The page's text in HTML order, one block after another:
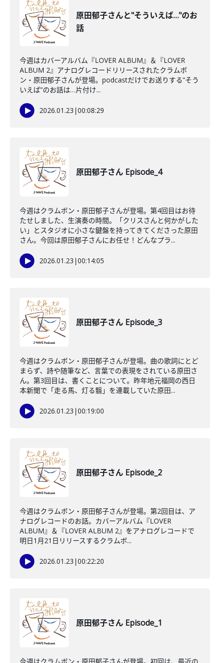
原田郁子さんと"そういえば…"のお
話
今週はカバーアルバム『LOVER ALBUM』＆『LOVER
ALBUM 2』アナログレコードリリースされたクラムボ
ン・原田郁子さんが登場。podcastだけでお送りする”そう
いえば”のお話は…片付け...
2026.01.23 |00:08:29
原田郁子さん Episode_4
今週はクラムボン・原田郁子さんが登場。第4回目はお待
たせしました、生演奏の時間。「クリスさんと何かがした
い」とスタジオに小さな鍵盤を持ってきてくださった原田
さん。今回は原田郁子さんにお任せ！どんなプラ...
2026.01.23 |00:14:05
原田郁子さん Episode_3
今週はクラムボン・原田郁子さんが登場。曲の歌詞にとど
まらず、詩や随筆など、言葉での表現をされている原田さ
ん。第3回目は、書くことについて。昨年地元福岡の西日
本新聞で「走る馬、灯る翳」を連載していた原田...
2026.01.23 |00:19:00
原田郁子さん Episode_2
今週はクラムボン・原田郁子さんが登場。第2回目は、ア
ナログレコードのお話。カバーアルバム『LOVER
ALBUM』＆『LOVER ALBUM 2』をアナログレコードで
明日1月21日リリースするクラムボ...
2026.01.23 |00:22:20
原田郁子さん Episode_1